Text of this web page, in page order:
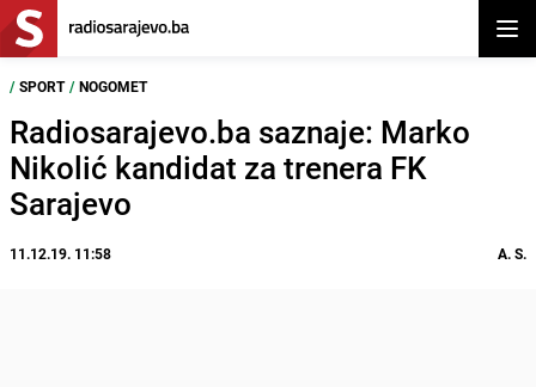
/ SPORT / NOGOMET
Radiosarajevo.ba saznaje: Marko
Nikolić kandidat za trenera FK
Sarajevo
11.12.19. 11:58 A. S.